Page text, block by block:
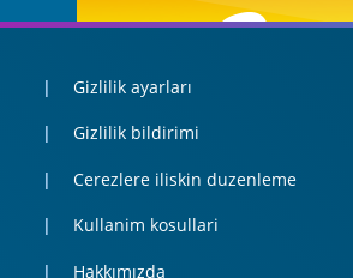
Gizlilik ayarları
Gizlilik bildirimi
Cerezlere iliskin duzenleme
Kullanim kosullari
Hakkımızda